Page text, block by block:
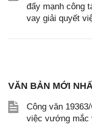
đẩy mạnh công
vay giải quyết
VĂN BẢN MỚI
Công văn
việc vướng mắc